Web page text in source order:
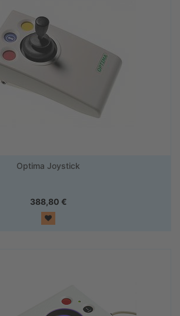
Optima Joystick
388,80 €